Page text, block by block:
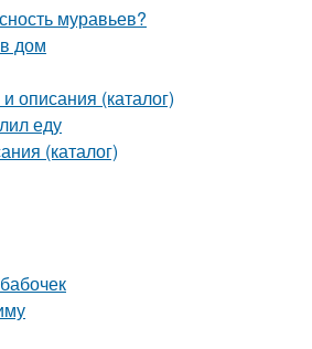
муравьев?
дом
описания (каталог)
еду
(каталог)